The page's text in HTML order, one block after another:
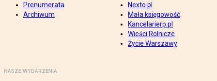
Prenumerata
Archiwum
Nexto.pl
Mała księgowość
Kancelarierp.pl
Wieści Rolnicze
Życie Warszawy
NASZE WYDARZENIA